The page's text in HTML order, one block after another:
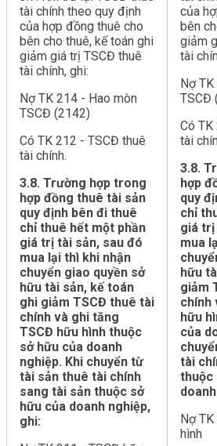
tài chính theo quy định
của hợp đồng thuê cho
bên cho thuê, kế toán ghi
giảm giá trị TSCĐ thuê
tài chính, ghi:
Nợ TK 214 - Hao mòn
TSCĐ (2142)
Có TK 212 - TSCĐ thuê
tài chính.
3.8. Trường hợp trong
hợp đồng thuê tài sản
quy định bên đi thuê
chỉ thuê hết một phần
giá trị tài sản, sau đó
mua lại thì khi nhận
chuyển giao quyền sở
hữu tài sản, kế toán
ghi giảm TSCĐ thuê tài
chính và ghi tăng
TSCĐ hữu hình thuộc
sở hữu của doanh
nghiệp. Khi chuyển từ
tài sản thuê tài chính
sang tài sản thuộc sở
hữu của doanh nghiệp,
ghi:
của
bên
giảm
tài
Nợ
TSCĐ
Có
tài
3.8.
hợp
quy
chỉ
giá trị
mua
hữu
giảm
chính
hữu
của
tài
thuộc
Nợ
hình